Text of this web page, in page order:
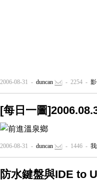
2006-08-31 - duncan - 2254 -
[每日一圖
2006-08-31 - duncan - 1446 -
防水鍵盤與IDE to